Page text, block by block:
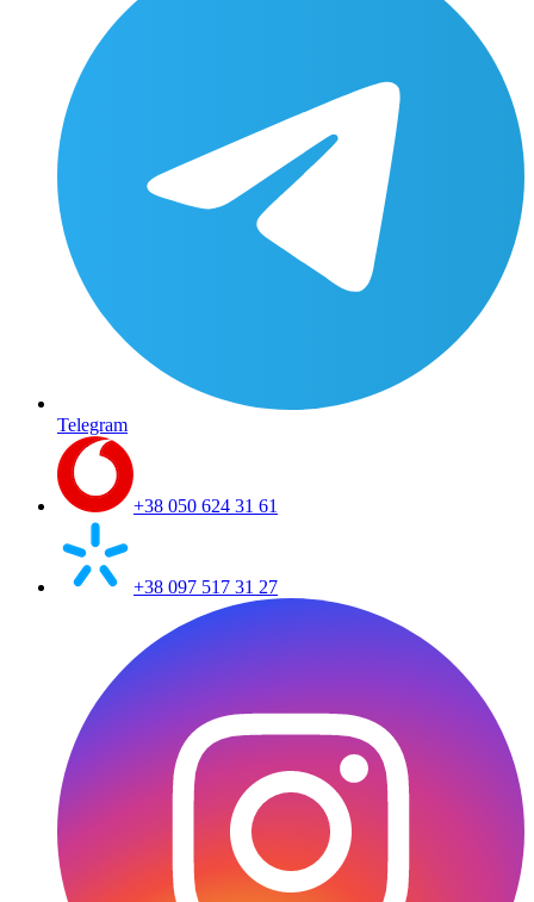
Telegram
+38 050 624 31 61
+38 097 517 31 27